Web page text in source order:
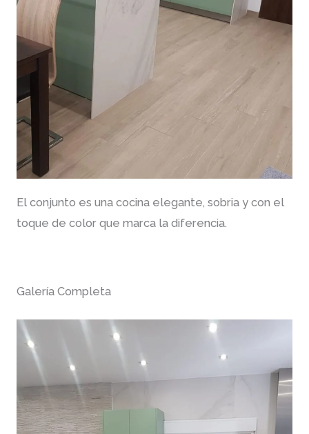
El conjunto es una cocina elegante, sobria y con el
toque de color que marca la diferencia.
Galería Completa